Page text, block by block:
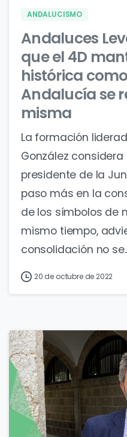
ANDALUCISMO
Andaluces
que el 4D
histórica
Andalucía se
misma
La formación
González
presidente de la
paso más en la
de los símbolos de
mismo tiempo,
consolidación no
20 de octubre de 2022